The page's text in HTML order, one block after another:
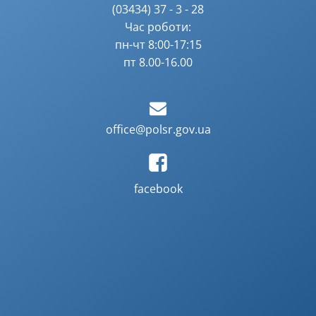
(03434) 37 - 3 - 28
Час роботи:
пн-чт 8:00-17:15
пт 8.00-16.00
office@polsr.gov.ua
facebook